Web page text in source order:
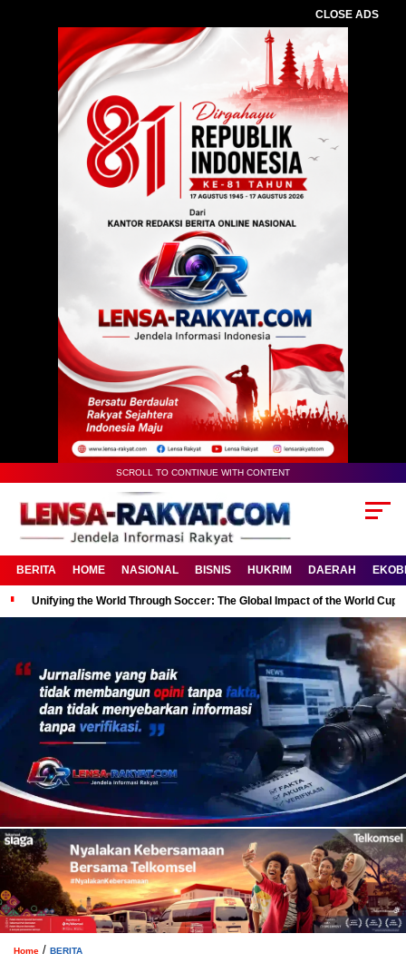
CLOSE ADS
SCROLL TO CONTINUE WITH CONTENT
BERITA HOME NASIONAL BISNIS HUKRIM DAERAH
Unifying the World Through Soccer: The Global Impact of the World Cup
Home / BERITA